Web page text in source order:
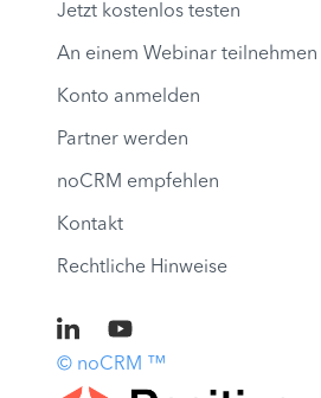
Jetzt kostenlos testen
An einem Webinar teilnehmen
Konto anmelden
Partner werden
noCRM empfehlen
Kontakt
Rechtliche Hinweise
© noCRM ™